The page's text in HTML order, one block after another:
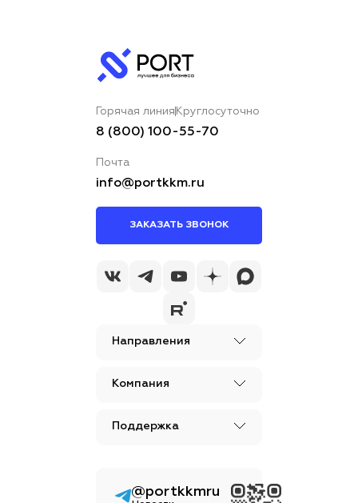
Направления
Компания
Поддержка
Горячая линия Круглосуточно
8 (800) 100-55-70
Почта
info@portkkm.ru
ЗАКАЗАТЬ ЗВОНОК
@portkkmru